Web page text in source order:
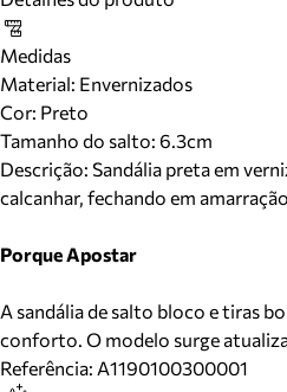
Medidas
Material: Envernizados
Cor: Preto
Tamanho do salto: 6.3cm
Descrição: Sandália preta em
calcanhar, fechando em
Porque Apostar
A sandália de salto bloco e tiras
conforto. O modelo surge
Referência: A1190100300001